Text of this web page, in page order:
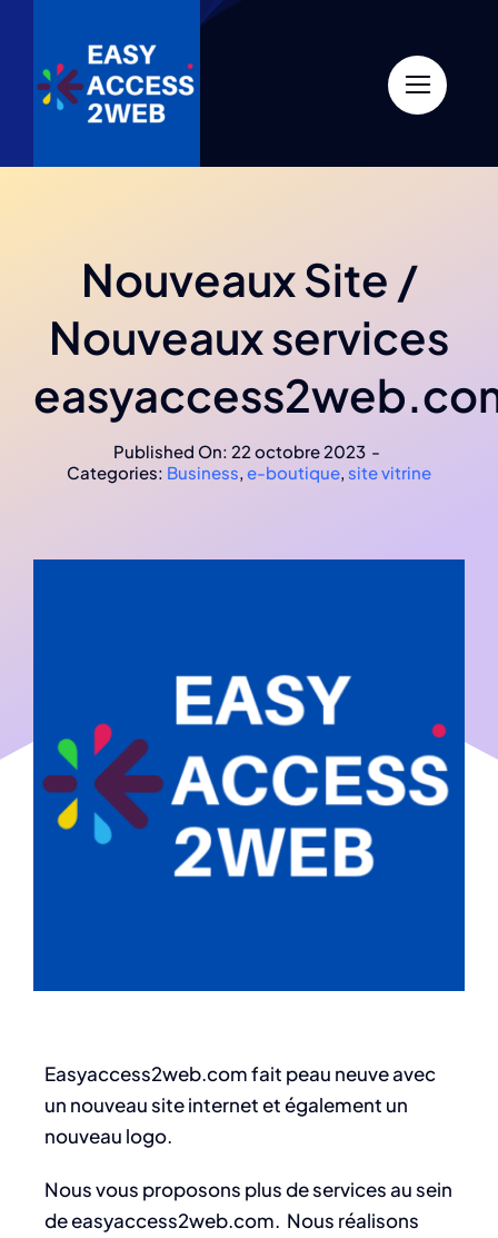
content
Nouveaux Site /
Nouveaux services
Published On: 22 octobre 2023 -
Categories: Business, e-boutique, site vitrine
Easyaccess2web.com fait peau neuve avec
un nouveau site internet et également un
nouveau logo.
Nous vous proposons plus de services au sein
de easyaccess2web.com. Nous réalisons